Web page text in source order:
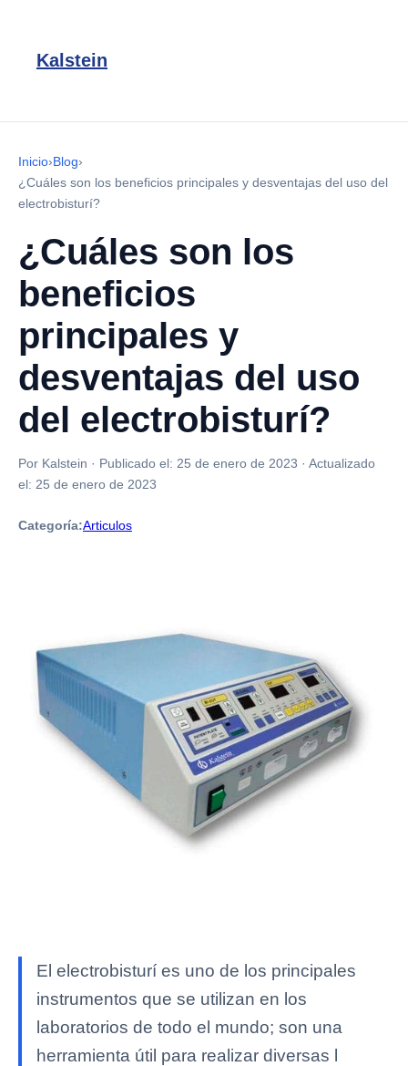
Kalstein
Inicio›Blog›
¿Cuáles son los beneficios principales y desventajas del uso del
electrobisturí?
¿Cuáles son los
beneficios
principales y
desventajas del uso
del electrobisturí?
Por Kalstein · Publicado el: 25 de enero de 2023 · Actualizado
el: 25 de enero de 2023
Categoría:Articulos
El electrobisturí es uno de los principales
instrumentos que se utilizan en los
laboratorios de todo el mundo; son una
herramienta útil para realizar diversas l